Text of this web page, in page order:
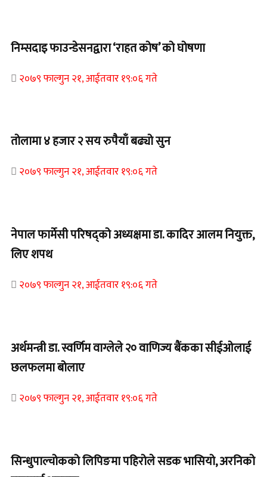
निम्सदाइ फाउन्डेसनद्वारा ‘राहत कोष’ को घोषणा
२०७९ फाल्गुन २१, आईतवार १९:०६ गते
तोलामा ४ हजार २ सय रुपैयाँ बढ्यो सुन
२०७९ फाल्गुन २१, आईतवार १९:०६ गते
नेपाल फार्मेसी परिषद्को अध्यक्षमा डा. कादिर आलम नियुक्त,
लिए शपथ
२०७९ फाल्गुन २१, आईतवार १९:०६ गते
अर्थमन्त्री डा. स्वर्णिम वाग्लेले २० वाणिज्य बैंकका सीईओलाई
छलफलमा बोलाए
२०७९ फाल्गुन २१, आईतवार १९:०६ गते
सिन्धुपाल्चोकको लिपिङमा पहिरोले सडक भासियो, अरनिको